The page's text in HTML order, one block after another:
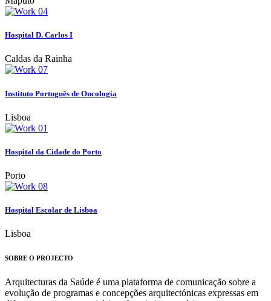
Hospital D. Carlos I
Caldas da Rainha
Instituto Português de Oncologia
Lisboa
Hospital da Cidade do Porto
Porto
Hospital Escolar de Lisboa
Lisboa
SOBRE O PROJECTO
Arquitecturas da Saúde é uma plataforma de comunicação sobre a
evolução de programas e concepções arquitectónicas expressas em